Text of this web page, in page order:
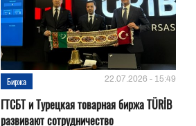
Биржа 22.07.2026 - 15:49
ГТСБТ и Турецкая товарная биржа TÜRİB
развивают сотрудничество